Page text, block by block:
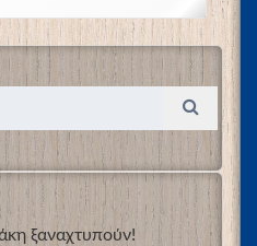
ξαναχτυπούν!